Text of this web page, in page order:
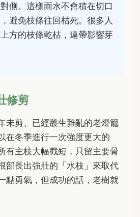
側。這樣雨水不會積在切口
避免枝條往回枯死。很多人
方的枝條乾枯，連帶影響芽
修剪
未剪、已經叢生雜亂的老燈籠
在冬季進行一次強度更大的
有主枝大幅截短，只留主要骨
部長出強壯的「水枝」來取代
點勇氣，但成功的話，老樹就